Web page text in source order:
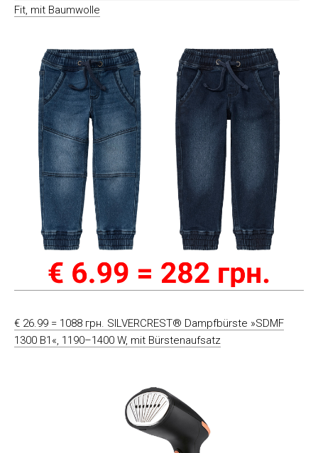
Fit, mit Baumwolle
€ 26.99 = 1088 грн. SILVERCREST® Dampfbürste »SDMF
1300 B1«, 1190–1400 W, mit Bürstenaufsatz